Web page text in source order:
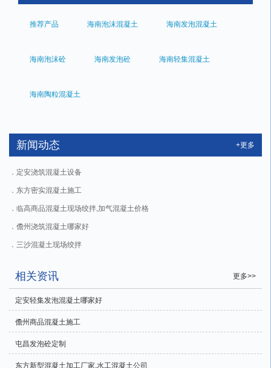
推荐产品 海南泡沫混凝土 海南发泡混凝土
海南泡沫砼 海南发泡砼 海南轻集混凝土
海南陶粒混凝土
新闻动态 +更多
定安浇筑混凝土设备
东方密实混凝土施工
临高商品混凝土现场绞拌,加气混凝土价格
儋州浇筑混凝土哪家好
三沙混凝土现场绞拌
相关资讯 更多>>
定安轻集发泡混凝土哪家好
儋州商品混凝土施工
屯昌发泡砼定制
东方新型混凝土加工厂家,水工混凝土公司